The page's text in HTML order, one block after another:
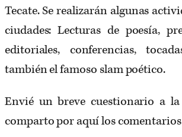
Tecate. Se realizarán algunas
ciudades: Lecturas de poesía,
editoriales, conferencias,
también el famoso slam poético.
Envié un breve cuestionario a
comparto por aquí los